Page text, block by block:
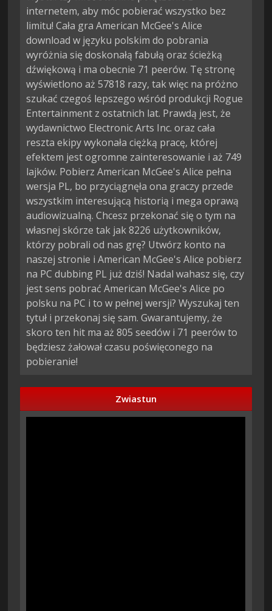
internetem, aby móc pobierać wszystko bez
limitu! Cała gra American McGee's Alice
download w języku polskim do pobrania
wyróżnia się doskonałą fabułą oraz ścieżką
dźwiękową i ma obecnie 71 peerów. Tę stronę
wyświetlono aż 57818 razy, tak więc na próżno
szukać czegoś lepszego wśród produkcji Rogue
Entertainment z ostatnich lat. Prawdą jest, że
wydawnictwo Electronic Arts Inc. oraz cała
reszta ekipy wykonała ciężką pracę, której
efektem jest ogromne zainteresowanie i aż 749
lajków. Pobierz American McGee's Alice pełna
wersja PL, bo przyciągnęła ona graczy przede
wszystkim interesującą historią i mega oprawą
audiowizualną. Chcesz przekonać się o tym na
własnej skórze tak jak 8226 użytkowników,
którzy pobrali od nas grę? Utwórz konto na
naszej stronie i American McGee's Alice pobierz
na PC dubbing PL już dziś! Nadal wahasz się, czy
jest sens pobrać American McGee's Alice po
polsku na PC i to w pełnej wersji? Wyszukaj ten
tytuł i przekonaj się sam. Gwarantujemy, że
skoro ten hit ma aż 805 seedów i 71 peerów to
będziesz żałował czasu poświęconego na
pobieranie!
Zwiastun